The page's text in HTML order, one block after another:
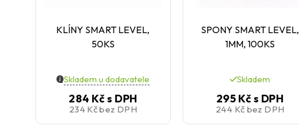
KLÍNY SMART LEVEL,
50KS
Skladem u dodavatele
284 Kčs DPH
234 Kčbez DPH
SPONY SMART LEVEL,
1MM, 100KS
Skladem
295 Kčs DPH
244 Kč bez DPH